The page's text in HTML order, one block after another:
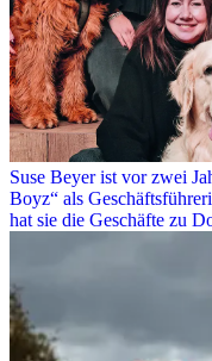
Suse Beyer ist vor zwei
Boyz“ als
hat sie die Geschäfte zu